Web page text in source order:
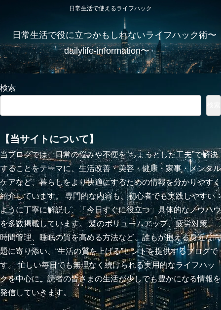
日常生活で使えるライフハック
日常生活で役に立つかもしれないライフハック術〜
dailylife-information〜
検索
【当サイトについて】
当ブログでは、日常の悩みや不便を“ちょっとした工夫”で解決
することをテーマに、生活改善・美容・健康・家事・メンタル
ケアなど、暮らしをより快適にするための情報を分かりやすく
紹介しています。 専門的な内容も、初心者でも実践しやすい
ように丁寧に解説し、「今日すぐに役立つ」具体的なノウハウ
を多数掲載しています。 髪のボリュームアップ、疲労対策、
時間管理、睡眠の質を高める方法など、誰もが抱える身近な問
題に寄り添い、“生活の質を上げる”ヒントを提供するブログで
す。 忙しい毎日でも無理なく続けられる実用的なライフハッ
クを中心に、読者の皆さまの生活が少しでも豊かになる情報を
発信していきます。